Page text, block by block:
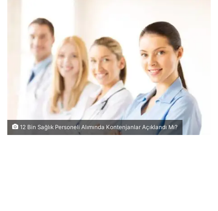
12 Bin Sağlık Personeli Alımında Kontenjanlar Açıklandı Mı?